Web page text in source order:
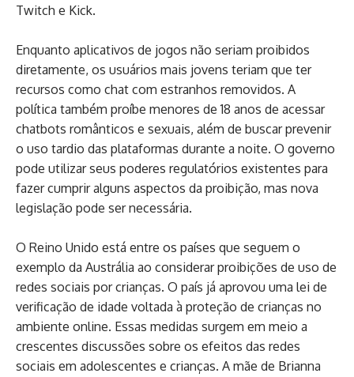
Twitch e Kick.
Enquanto aplicativos de jogos não seriam proibidos
diretamente, os usuários mais jovens teriam que ter
recursos como chat com estranhos removidos. A
política também proíbe menores de 18 anos de acessar
chatbots românticos e sexuais, além de buscar prevenir
o uso tardio das plataformas durante a noite. O governo
pode utilizar seus poderes regulatórios existentes para
fazer cumprir alguns aspectos da proibição, mas nova
legislação pode ser necessária.
O Reino Unido está entre os países que seguem o
exemplo da Austrália ao considerar proibições de uso de
redes sociais por crianças. O país já aprovou uma lei de
verificação de idade voltada à proteção de crianças no
ambiente online. Essas medidas surgem em meio a
crescentes discussões sobre os efeitos das redes
sociais em adolescentes e crianças. A mãe de Brianna